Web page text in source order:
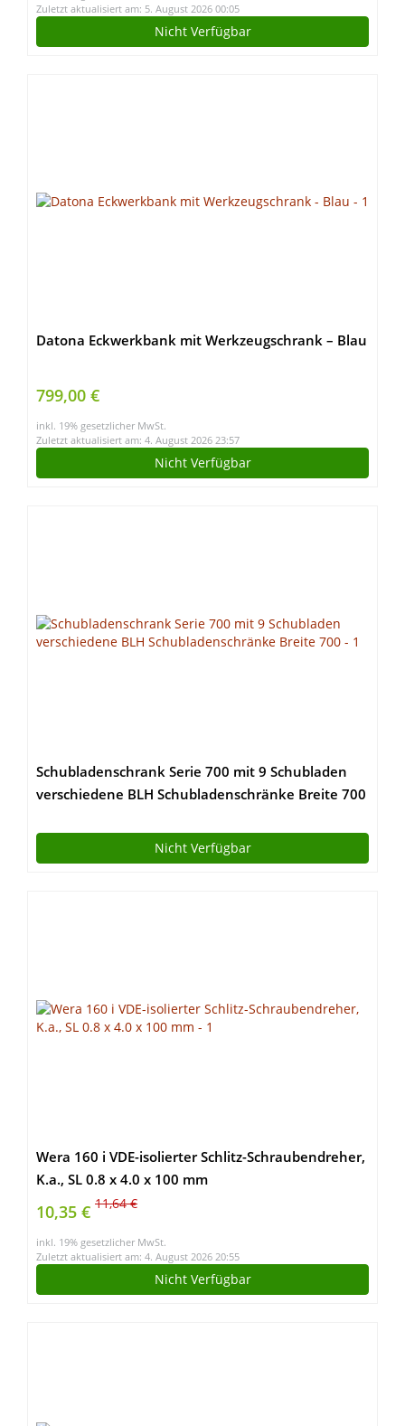
Zuletzt aktualisiert am: 5. August 2026 00:05
Nicht Verfügbar
Datona Eckwerkbank mit Werkzeugschrank – Blau
799,00 €
inkl. 19% gesetzlicher MwSt.
Zuletzt aktualisiert am: 4. August 2026 23:57
Nicht Verfügbar
Schubladenschrank Serie 700 mit 9 Schubladen
verschiedene BLH Schubladenschränke Breite 700
Nicht Verfügbar
Wera 160 i VDE-isolierter Schlitz-Schraubendreher,
K.a., SL 0.8 x 4.0 x 100 mm
10,35 € 11,64 €
inkl. 19% gesetzlicher MwSt.
Zuletzt aktualisiert am: 4. August 2026 20:55
Nicht Verfügbar